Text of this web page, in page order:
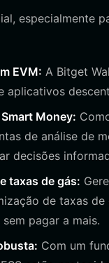
especialmente
EVM: A Bitget
Money:
de análise de
decisões
taxas de gás:
de taxas
pagar a mais.
Com um